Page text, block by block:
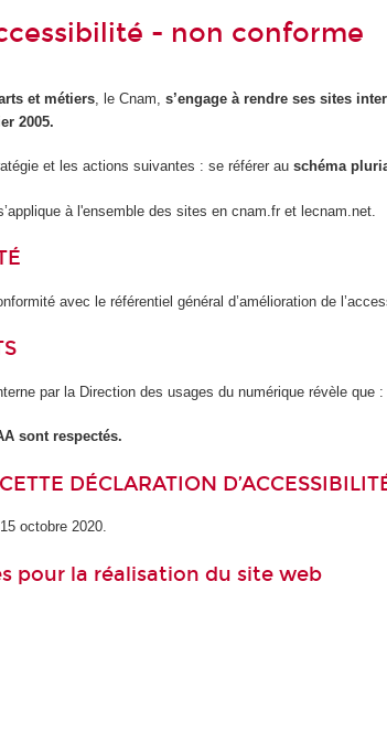
- non conforme
et métiers , le Cnam,s’engage à rendre ses sites
2005.
et les actions suivantes : se référer auschéma
à l'ensemble des sites en cnam.fr et lecnam.net.
avec le référentiel général d’amélioration de
par la Direction des usages du numérique révèle que :
sont respectés.
DÉCLARATION
octobre 2020.
pour la réalisation du site web